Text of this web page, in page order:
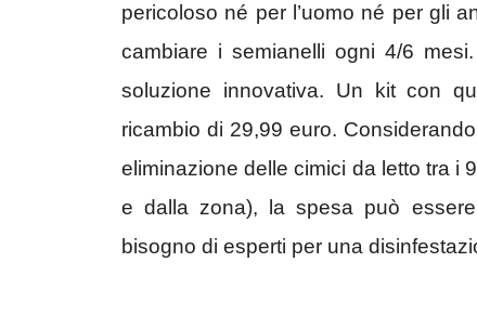
pericoloso né per l’uomo né per gli
cambiare i semianelli ogni 4/6
soluzione innovativa. Un kit con
ricambio di 29,99 euro.
eliminazione delle cimici da letto tra i
e dalla zona), la spesa può
bisogno di esperti per una